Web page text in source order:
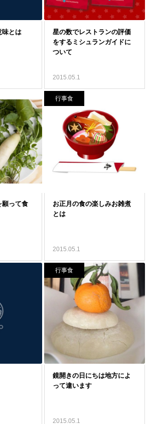
2015.05.1
行事食
2015.05.1
行事食
2015.05.1